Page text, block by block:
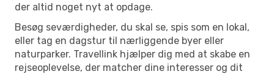
der altid noget nyt at opdage.
Besøg seværdigheder, du skal se, spis som en lokal,
eller tag en dagstur til nærliggende byer eller
naturparker. Travellink hjælper dig med at skabe en
rejseoplevelse, der matcher dine interesser og dit